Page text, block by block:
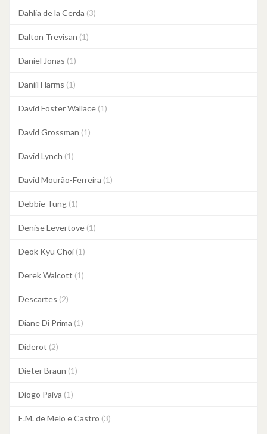
Dahlia de la Cerda (3)
Dalton Trevisan (1)
Daniel Jonas (1)
Daniil Harms (1)
David Foster Wallace (1)
David Grossman (1)
David Lynch (1)
David Mourão-Ferreira (1)
Debbie Tung (1)
Denise Levertove (1)
Deok Kyu Choi (1)
Derek Walcott (1)
Descartes (2)
Diane Di Prima (1)
Diderot (2)
Dieter Braun (1)
Diogo Paiva (1)
E.M. de Melo e Castro (3)